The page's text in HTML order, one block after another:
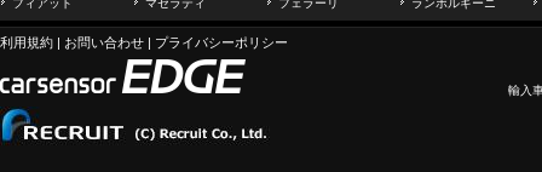
フィアット
マセラティ フェラーリ ランボルギーニ
利用規約 | お問い合わせ | プライバシーポリシー
輸入